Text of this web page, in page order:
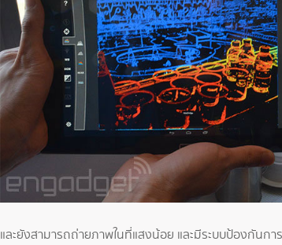
และยังสามารถถ่ายภาพในที่แสงน้อย และมีระบบป้องกันก